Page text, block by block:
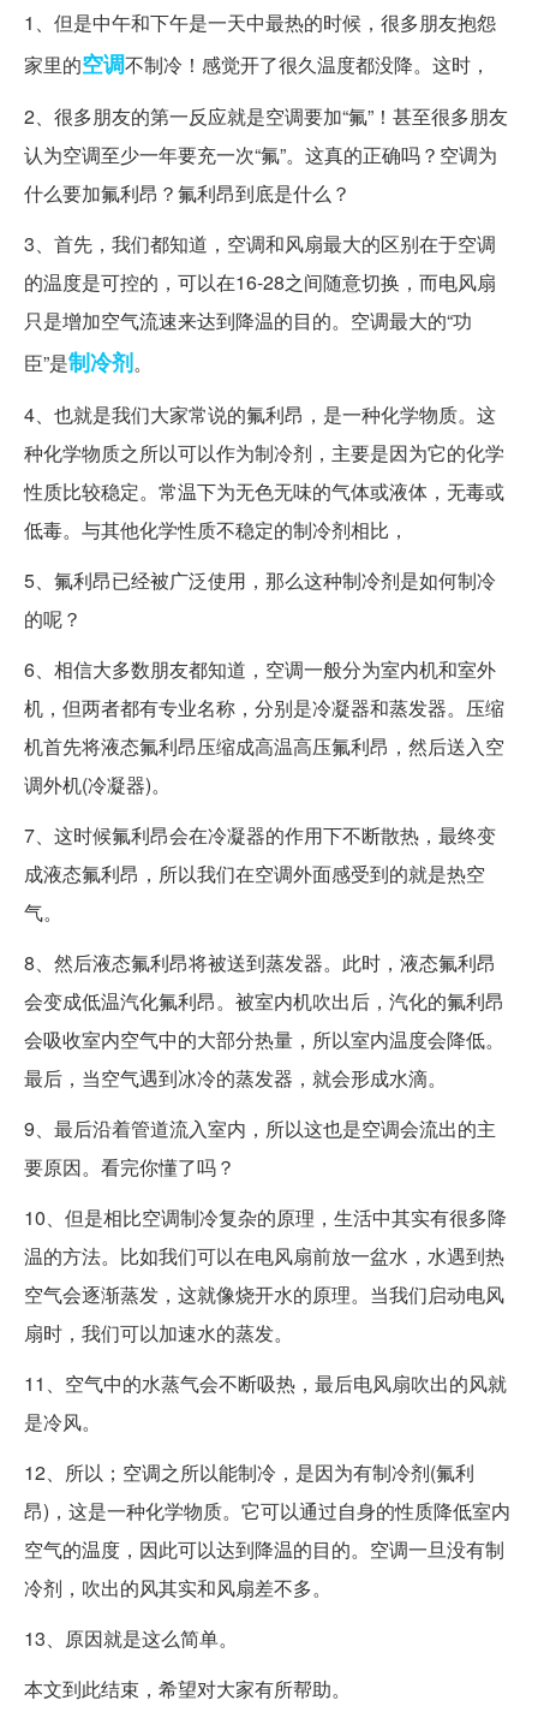
1、但是中午和下午是一天中最热的时候，很多朋友抱怨
家里的空调不制冷！感觉开了很久温度都没降。这时，
2、很多朋友的第一反应就是空调要加“氟”！甚至很多朋友
认为空调至少一年要充一次“氟”。这真的正确吗？空调为
什么要加氟利昂？氟利昂到底是什么？
3、首先，我们都知道，空调和风扇最大的区别在于空调
的温度是可控的，可以在16-28之间随意切换，而电风扇
只是增加空气流速来达到降温的目的。空调最大的“功
臣”是制冷剂。
4、也就是我们大家常说的氟利昂，是一种化学物质。这
种化学物质之所以可以作为制冷剂，主要是因为它的化学
性质比较稳定。常温下为无色无味的气体或液体，无毒或
低毒。与其他化学性质不稳定的制冷剂相比，
5、氟利昂已经被广泛使用，那么这种制冷剂是如何制冷
的呢？
6、相信大多数朋友都知道，空调一般分为室内机和室外
机，但两者都有专业名称，分别是冷凝器和蒸发器。压缩
机首先将液态氟利昂压缩成高温高压氟利昂，然后送入空
调外机(冷凝器)。
7、这时候氟利昂会在冷凝器的作用下不断散热，最终变
成液态氟利昂，所以我们在空调外面感受到的就是热空
气。
8、然后液态氟利昂将被送到蒸发器。此时，液态氟利昂
会变成低温汽化氟利昂。被室内机吹出后，汽化的氟利昂
会吸收室内空气中的大部分热量，所以室内温度会降低。
最后，当空气遇到冰冷的蒸发器，就会形成水滴。
9、最后沿着管道流入室内，所以这也是空调会流出的主
要原因。看完你懂了吗？
10、但是相比空调制冷复杂的原理，生活中其实有很多降
温的方法。比如我们可以在电风扇前放一盆水，水遇到热
空气会逐渐蒸发，这就像烧开水的原理。当我们启动电风
扇时，我们可以加速水的蒸发。
11、空气中的水蒸气会不断吸热，最后电风扇吹出的风就
是冷风。
12、所以；空调之所以能制冷，是因为有制冷剂(氟利
昂)，这是一种化学物质。它可以通过自身的性质降低室内
空气的温度，因此可以达到降温的目的。空调一旦没有制
冷剂，吹出的风其实和风扇差不多。
13、原因就是这么简单。
本文到此结束，希望对大家有所帮助。